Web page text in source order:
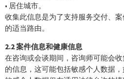
• 居住城市。
收集此信息是为了支持服务交付、
的适当路由。
2.2 案件信息和健康信息
在咨询或会谈期间，咨询师可能会
的信息，这可能包括敏感个人数据，